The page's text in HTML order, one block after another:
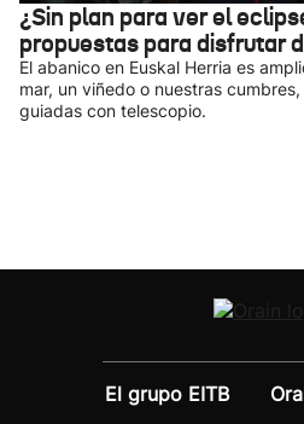
¿Sin plan para ver el
propuestas para disfrutar
El abanico en Euskal Herria es
mar, un viñedo o nuestras
guiadas con telescopio.
El grupo EITB